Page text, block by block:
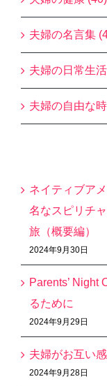
夫婦の名言集
夫婦の日常生
夫婦の自由な
ネイティブア
名なスピリチ
旅（概要編）
2024年9月30日
Parents’ Night
るために
2024年9月29日
夫婦がお互い
2024年9月28日